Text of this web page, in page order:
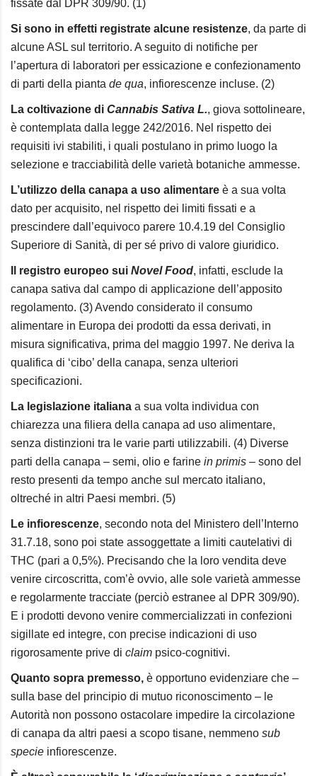
fissate dal DPR 309/90. (1)
Si sono in effetti registrate alcune resistenze, da parte di
alcune ASL sul territorio. A seguito di notifiche per
l’apertura di laboratori per essicazione e confezionamento
di parti della pianta de qua, infiorescenze incluse. (2)
La coltivazione di Cannabis Sativa L., giova sottolineare,
è contemplata dalla legge 242/2016. Nel rispetto dei
requisiti ivi stabiliti, i quali postulano in primo luogo la
selezione e tracciabilità delle varietà botaniche ammesse.
L’utilizzo della canapa a uso alimentare è a sua volta
dato per acquisito, nel rispetto dei limiti fissati e a
prescindere dall’equivoco parere 10.4.19 del Consiglio
Superiore di Sanità, di per sé privo di valore giuridico.
Il registro europeo sui Novel Food, infatti, esclude la
canapa sativa dal campo di applicazione dell’apposito
regolamento. (3) Avendo considerato il consumo
alimentare in Europa dei prodotti da essa derivati, in
misura significativa, prima del maggio 1997. Ne deriva la
qualifica di ‘cibo’ della canapa, senza ulteriori
specificazioni.
La legislazione italiana a sua volta individua con
chiarezza una filiera della canapa ad uso alimentare,
senza distinzioni tra le varie parti utilizzabili. (4) Diverse
parti della canapa – semi, olio e farine in primis – sono del
resto presenti da tempo anche sul mercato italiano,
oltreché in altri Paesi membri. (5)
Le infiorescenze, secondo nota del Ministero dell’Interno
31.7.18, sono poi state assoggettate a limiti cautelativi di
THC (pari a 0,5%). Precisando che la loro vendita deve
venire circoscritta, com’è ovvio, alle sole varietà ammesse
e regolarmente tracciate (perciò estranee al DPR 309/90).
E i prodotti devono venire commercializzati in confezioni
sigillate ed integre, con precise indicazioni di uso
rigorosamente prive di claim psico-cognitivi.
Quanto sopra premesso, è opportuno evidenziare che –
sulla base del principio di mutuo riconoscimento – le
Autorità non possono ostacolare impedire la circolazione
di canapa da altri paesi a scopo tisane, nemmeno sub
specie infiorescenze.